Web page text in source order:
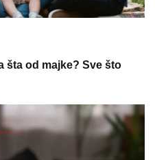
šta od majke? Sve što